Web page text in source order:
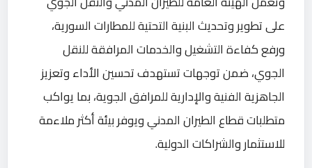
على تطوير وتحديث البنية ‏التحتية للمطارات السورية،
ورفع كفاءة التشغيل والخدمات المرافقة للنقل
‏الجوي، ضمن توجهات تستهدف تحسين الأداء وتعزيز
الجاهزية الفنية ‏والإدارية للمرافق الجوية، بما يواكب
متطلبات قطاع الطيران المدني ويوفر ‏بيئة أكثر ملاءمة
للاستثمار والشراكات الدولية.